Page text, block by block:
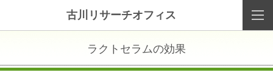
古川リサーチオフィス
ラクトセラムの効果